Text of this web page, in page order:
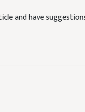
and have